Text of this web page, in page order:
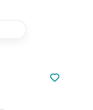
Nincsen
Hozzáadás